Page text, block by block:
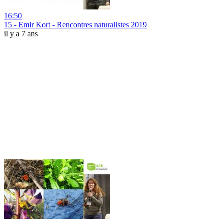
16:50
15 - Emir Kort - Rencontres naturalistes 2019
il y a 7 ans